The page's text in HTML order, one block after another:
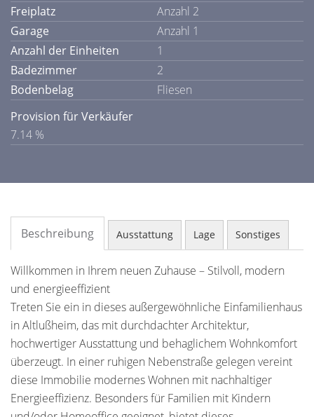
Freiplatz
Anzahl 2
Garage
Anzahl 1
Anzahl der Einheiten
1
Badezimmer
2
Bodenbelag
Fliesen
Provision für Verkäufer
7.14 %
Beschreibung Ausstattung Lage Sonstiges
Willkommen in Ihrem neuen Zuhause – Stilvoll, modern
und energieeffizient
Treten Sie ein in dieses außergewöhnliche Einfamilienhaus
in Altlußheim, das mit durchdachter Architektur,
hochwertiger Ausstattung und behaglichem Wohnkomfort
überzeugt. In einer ruhigen Nebenstraße gelegen vereint
diese Immobilie modernes Wohnen mit nachhaltiger
Energieeffizienz. Besonders für Familien mit Kindern